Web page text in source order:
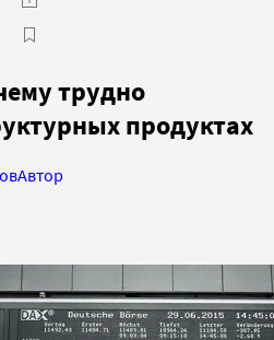
трудно
продуктах
Автор